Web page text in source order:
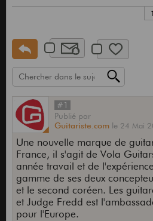
#1
Publié par
Guitariste.com le 24 Mai
Une nouvelle marque de
France, il s'agit de Vola
année travail et de
gamme de ses deux
et le second coréen. Les
et Judge Fredd est
pour l'Europe.